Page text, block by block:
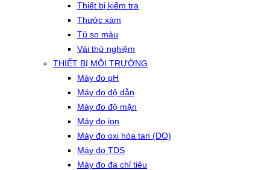
Thiết bị kiểm tra
Thước xám
Tủ so màu
Vải thử nghiệm
THIẾT BỊ MÔI TRƯỜNG
Máy đo pH
Máy đo độ dẫn
Máy đo độ mặn
Máy đo ion
Máy đo oxi hòa tan (DO)
Máy đo TDS
Máy đo đa chỉ tiêu